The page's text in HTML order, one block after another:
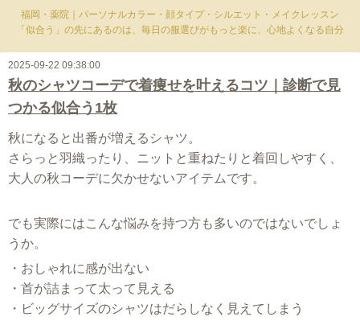
福岡・薬院｜パーソナルカラー・顔タイプ・シルエット・メイクレッスン
「似合う」の先にあるのは、毎日の服選びがもっと楽に、心地よくなる自分
2025-09-22 09:38:00
秋のシャツコーデで着痩せを叶えるコツ｜診断で見
つかる似合う1枚
秋になると出番が増えるシャツ。
さらっと羽織ったり、ニットと重ねたりと着回しやすく、
大人の秋コーデに欠かせないアイテムです。
でも実際にはこんな悩みを持つ方も多いのではないでしょ
うか。
・おしゃれに感が出ない
・首が詰まって太って見える
・ビッグサイズのシャツはだらしなく見えてしまう